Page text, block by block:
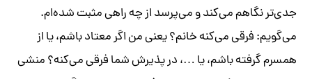
جدی‌تر نگاهم می‌کند و می‌پرسد از چه راهی مثبت شده‌ام.
می‌گویم: فرقی می‌کنه خانم؟ یعنی من اگر معتاد باشم، یا از
همسرم گرفته باشم، یا …، در پذیرش شما فرقی می‌کنه؟ منشی